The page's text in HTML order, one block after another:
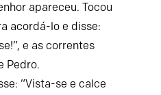
apareceu. Tocou
acordá-lo e disse:
e as correntes
Pedro.
“Vista-se e calce